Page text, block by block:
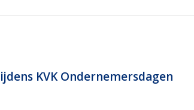
KVK Ondernemersdagen